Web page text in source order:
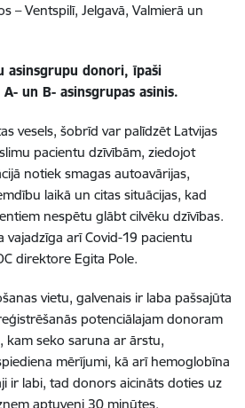
– Ventspilī, Jelgavā, Valmierā un
asinsgrupu donori, īpaši
un B- asinsgrupas asinis.
vesels, šobrīd var palīdzēt Latvijas
pacientu dzīvībām, ziedojot
notiek smagas autoavārijas,
laikā un citas situācijas, kad
nespētu glābt cilvēku dzīvības.
arī Covid-19 pacientu
direktore Egita Pole.
vietu, galvenais ir laba pašsajūta
potenciālajam donoram
kam seko saruna ar ārstu,
mērījumi, kā arī hemoglobīna
ir labi, tad donors aicināts doties uz
aptuveni 30 minūtes.